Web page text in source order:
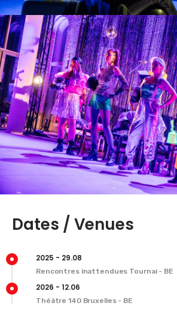
Dates / Venues
2025 - 29.08
Rencontres inattendues Tournai - BE
2026 - 12.06
Théâtre 140 Bruxelles - BE